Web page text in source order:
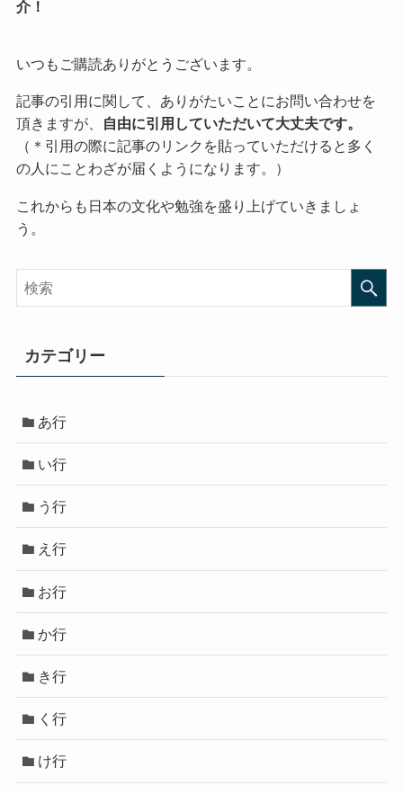
介！
いつもご購読ありがとうございます。
記事の引用に関して、ありがたいことにお問い合わせを
頂きますが、
自由に引用していただいて大丈夫です。
（＊引用の際に記事のリンクを貼っていただけると多く
の人にことわざが届くようになります。）
これからも日本の文化や勉強を盛り上げていきましょ
う。
カテゴリー
あ行
い行
う行
え行
お行
か行
き行
く行
け行